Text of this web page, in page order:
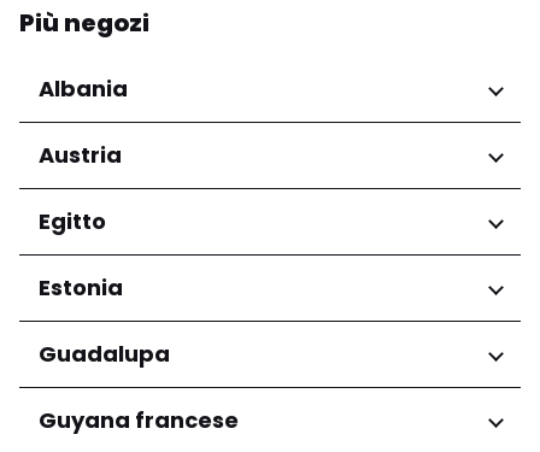
Più negozi
Albania
Regioni
Qarku i Tiranës
Austria
Regioni
Niederösterreich
Salzburg
Wien
Egitto
Regioni
Governatorato del Cairo
Estonia
Regioni
Harju maakond
Tartu maakond
Guadalupa
Regioni
Guyana francese